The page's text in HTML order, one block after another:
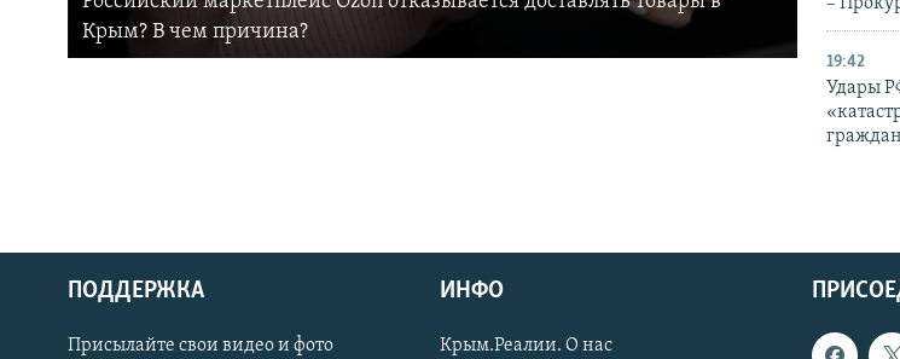
Українською
Крым? В чем причина?
–
19:42
Удары
ПОДДЕРЖКА
Присылайте свои видео и фото
ИНФО
Крым.Реалии. О нас